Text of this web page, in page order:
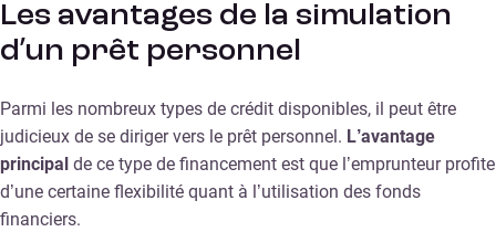
Les avantages de la simulation
d’un prêt personnel
Parmi les nombreux types de crédit disponibles, il peut être
judicieux de se diriger vers le prêt personnel. L’avantage
principal de ce type de financement est que l’emprunteur profite
d’une certaine flexibilité quant à l’utilisation des fonds
financiers.